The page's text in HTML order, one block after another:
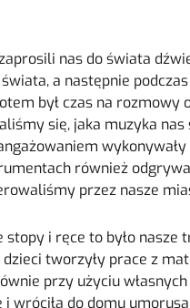
nas do świata
a następnie
był czas na
się, jaka muzyka nas
również
przez nasze
stopy i ręce to było nasze
tworzyły prace z
przy użyciu
wróciła do domu